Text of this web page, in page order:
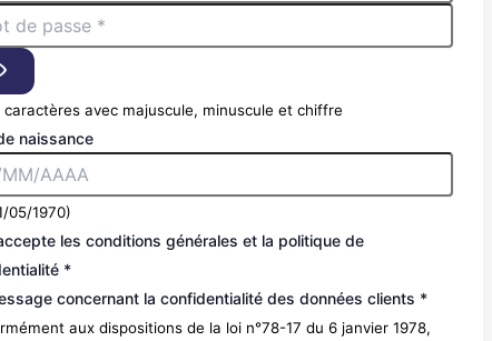
caractères avec majuscule, minuscule et chiffre
naissance
05/1970)
les conditions générales et la politique de
*
concernant la confidentialité des données clients *
aux dispositions de la loi n°78-17 du 6 janvier 1978,